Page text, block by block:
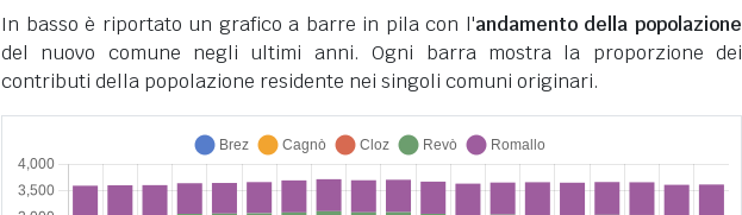
In basso è riportato un grafico a barre in pila con l'andamento della popolazione
del nuovo comune negli ultimi anni. Ogni barra mostra la proporzione dei
contributi della popolazione residente nei singoli comuni originari.